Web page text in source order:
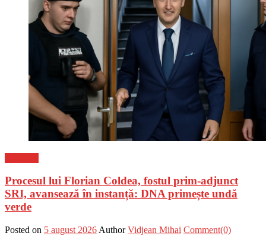
Procesul lui Florian Coldea, fostul prim-adjunct
SRI, avansează în instanță: DNA primește undă
verde
Posted on 5 august 2026 Author Vidjean Mihai Comment(0)